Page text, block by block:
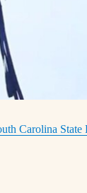
Carolina State